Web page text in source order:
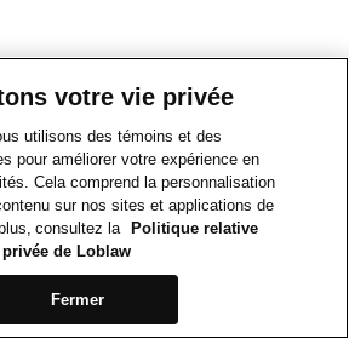
votre vie privée
utilisons des témoins et des
pour améliorer votre expérience en
Cela comprend la personnalisation
sur nos sites et applications de
consultez la
Politique relative
de Loblaw
Fermer